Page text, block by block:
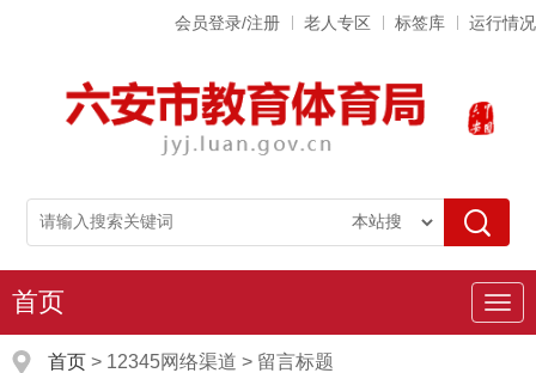
会员登录/注册 老人专区 标签库 运行情况
导
首页
首页 > 12345网络渠道 > 留言标题